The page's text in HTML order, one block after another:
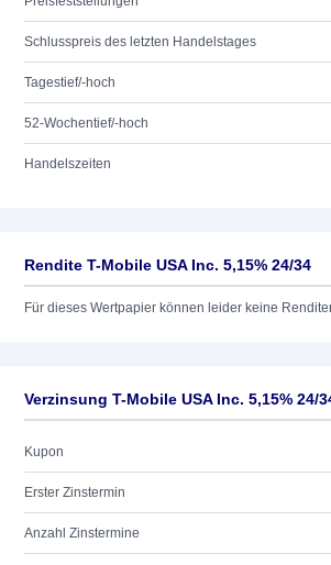
Schlusspreis des letzten Handelstages
Tagestief/-hoch
52-Wochentief/-hoch
Handelszeiten
Rendite T-Mobile USA Inc. 5,15% 24/34
Für dieses Wertpapier können leider keine
Verzinsung T-Mobile USA Inc. 5,15% 24/
Kupon
Erster Zinstermin
Anzahl Zinstermine